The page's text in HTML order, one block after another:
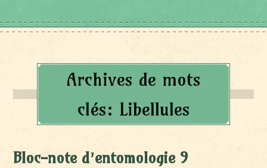
Archives de mots
clés:Libellules
Bloc-note d’entomologie 9